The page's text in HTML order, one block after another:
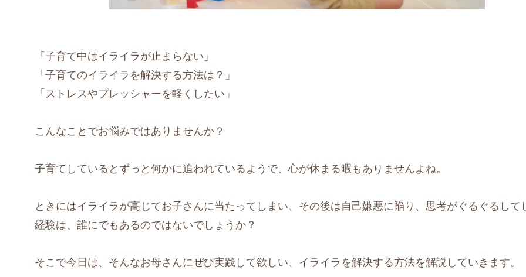
「子育て中はイライラが止まらない」
「子育てのイライラを解決する方法は？」
「ストレスやプレッシャーを軽くしたい」
こんなことでお悩みではありませんか？
子育てしているとずっと何かに追われているようで、心が休まる暇もありませんよね。
ときにはイライラが高じてお子さんに当たってしまい、その後は自己嫌悪に陥り、思考がぐるぐるして
経験は、誰にでもあるのではないでしょうか？
そこで今日は、そんなお母さんにぜひ実践して欲しい、イライラを解決する方法を解説していきます。